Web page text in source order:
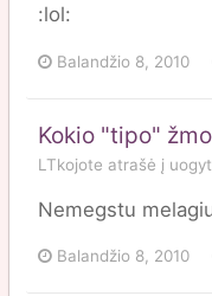
:lol:
Balandžio 8, 2010
Kokio "tipo"
LTkojote atrašė į
Nemegstu
Balandžio 8, 2010